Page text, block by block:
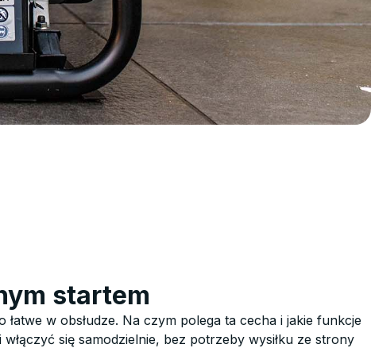
startem
w obsłudze. Na czym polega ta cecha i jakie funkcje
się samodzielnie, bez potrzeby wysiłku ze strony